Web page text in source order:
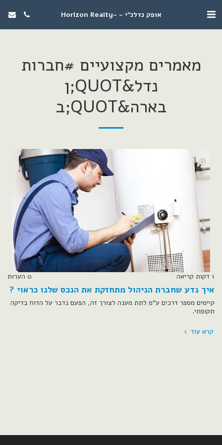
אופק נדלנ"י - -Horizon Realty
מאמרים מקצועיים #חברות
נדל&QUOT;ן
בארה&QUOT;ב
1 דקות קריאה 0 הערות
איך נדע שחברת הניהול מתחזקת את הנכס שלנו כראוי ?
קיימים מספר דרכים ע"מ לתת מענה לצורך זה, הפעם נדבר על הדוח בדיקה
תקופתי.
קרא עוד